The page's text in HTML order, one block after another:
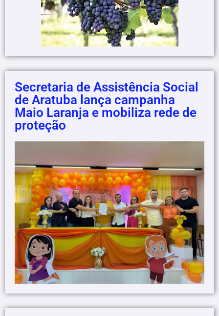
Secretaria de Assistência Social
de Aratuba lança campanha
Maio Laranja e mobiliza rede de
proteção